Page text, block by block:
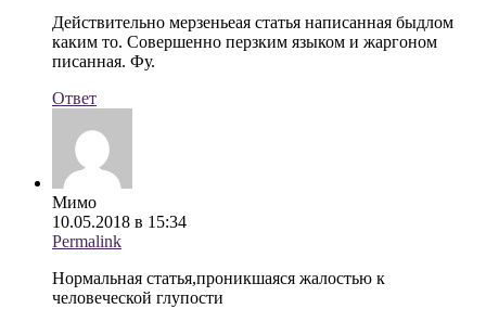
Действительно мерзеньеая статья написанная быдлом
каким то. Совершенно перзким языком и жаргоном
писанная. Фу.
Ответ
Мимо
10.05.2018 в 15:34
Permalink
Нормальная статья,проникшаяся жалостью к
человеческой глупости